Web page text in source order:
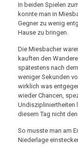
In beiden Spielen
konnte man in
Gegner zu wenig
Hause zu bringen.
Die Miesbacher
kauften den
spätestens nach
weniger Sekunden
wirklich was
wieder Chancen,
Undiszipliniertheiten
diesem Tag nicht
So musste man am
Niederlage